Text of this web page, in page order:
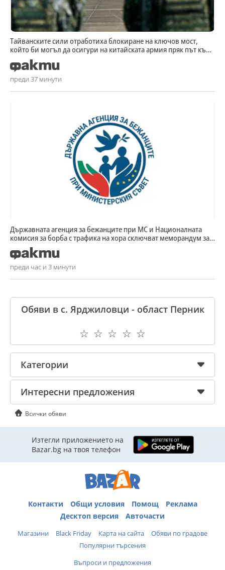
Тайванските сили отработиха блокиране на ключов мост,
който би могъл да осигури на китайската армия пряк път към
столицата
преди 37 минути
Държавната агенция за бежанците при МС и Националната
комисия за борба с трафика на хора сключват меморандум за
сътрудничество
преди час и 3 минути
Обяви в с. Ярджиловци - област Перник
☆
☆
☆
☆
☆
Категории
Интересни предложения
Всички обяви
Изтегли приложението на
Bazar.bg на твоя телефон
Контакти Общи условия Помощ
Реклама
Десктоп версия
Авточасти
Магазини Black Friday Карта на сайта
Обяви по градове
Популярни търсения
Въпроси и предложения